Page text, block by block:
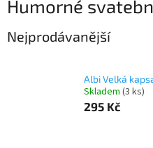
Humorné
Nejprodávanější
Albi Velká
Skladem (3 ks)
295 Kč